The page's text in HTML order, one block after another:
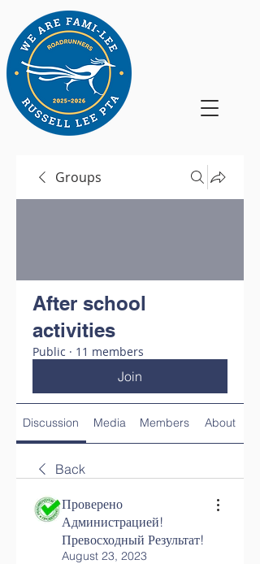
Groups
After school
activities
Public · 11 members
Join
Discussion Media Members About
Back
Проверено
Администрацией!
Превосходный Результат!
August 23, 2023